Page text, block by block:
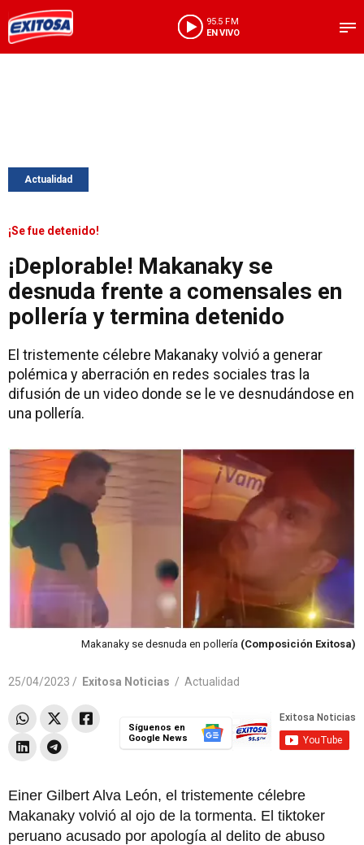
95.5 FM
EN VIVO
Actualidad
¡Se fue detenido!
¡Deplorable! Makanaky se
desnuda frente a comensales en
pollería y termina detenido
El tristemente célebre Makanaky volvió a generar
polémica y aberración en redes sociales tras la
difusión de un video donde se le ve desnudándose en
una pollería.
Makanaky se desnuda en pollería (Composición Exitosa)
25/04/2023 / Exitosa Noticias / Actualidad
Síguenos en
Google News
Einer Gilbert Alva León, el tristemente célebre
Makanaky volvió al ojo de la tormenta. El tiktoker
peruano acusado por apología al delito de abuso